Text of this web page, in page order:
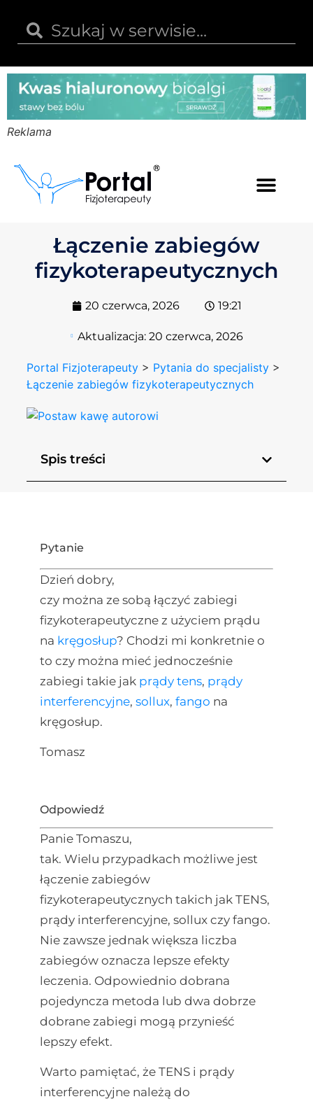
Reklama
Łączenie zabiegów
fizykoterapeutycznych
20 czerwca, 2026 19:21
Aktualizacja: 20 czerwca, 2026
Portal Fizjoterapeuty > Pytania do specjalisty >
Łączenie zabiegów fizykoterapeutycznych
Spis treści
Pytanie
Dzień dobry,
czy można ze sobą łączyć zabiegi
fizykoterapeutyczne z użyciem prądu
na kręgosłup? Chodzi mi konkretnie o
to czy można mieć jednocześnie
zabiegi takie jak prądy tens, prądy
interferencyjne, sollux, fango na
kręgosłup.
Tomasz
Odpowiedź
Panie Tomaszu,
tak. Wielu przypadkach możliwe jest
łączenie zabiegów
fizykoterapeutycznych takich jak TENS,
prądy interferencyjne, sollux czy fango.
Nie zawsze jednak większa liczba
zabiegów oznacza lepsze efekty
leczenia. Odpowiednio dobrana
pojedyncza metoda lub dwa dobrze
dobrane zabiegi mogą przynieść
lepszy efekt.
Warto pamiętać, że TENS i prądy
interferencyjne należą do